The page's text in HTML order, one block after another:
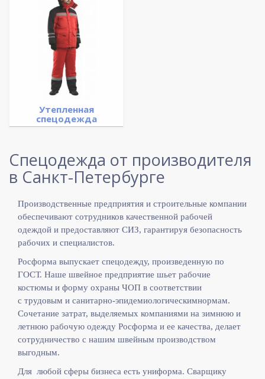
Утепленная
спецодежда
Спецодежда от производителя
в Санкт-Петербурге
Производственные предприятия и строительные компании
обеспечивают сотрудников качественной рабочей
одеждой и предоставляют СИЗ, гарантируя безопасность
рабочих и специалистов.
Росформа выпускает спецодежду, произведенную по
ГОСТ. Наше швейное предприятие шьет рабочие
костюмы и форму охраны ЧОП в соответствии
с трудовым и санитарно-эпидемиологическимнормам.
Сочетание затрат, выделяемых компаниями на зимнюю и
летнюю рабочую одежду Росформа и ее качества, делает
сотрудничество с нашим швейным производством
выгодным.
Для любой сферы бизнеса есть униформа. Сварщику